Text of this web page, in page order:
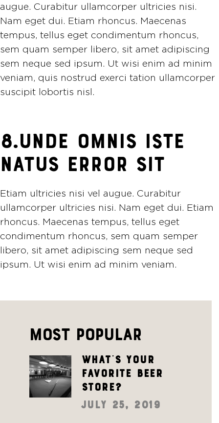
augue. Curabitur ullamcorper ultricies nisi.
Nam eget dui. Etiam rhoncus. Maecenas
tempus, tellus eget condimentum rhoncus,
sem quam semper libero, sit amet adipiscing
sem neque sed ipsum. Ut wisi enim ad minim
veniam, quis nostrud exerci tation ullamcorper
suscipit lobortis nisl.
8.UNDE OMNIS ISTE
NATUS ERROR SIT
Etiam ultricies nisi vel augue. Curabitur
ullamcorper ultricies nisi. Nam eget dui. Etiam
rhoncus. Maecenas tempus, tellus eget
condimentum rhoncus, sem quam semper
libero, sit amet adipiscing sem neque sed
ipsum. Ut wisi enim ad minim veniam.
MOST POPULAR
What’s your
favorite beer
store?
July 25, 2019